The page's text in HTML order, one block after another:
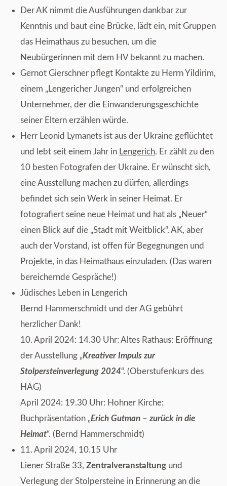
Der AK nimmt die Ausführungen dankbar zur
Kenntnis und baut eine Brücke, lädt ein, mit Gruppen
das Heimathaus zu besuchen, um die
Neubürgerinnen mit dem HV bekannt zu machen.
Gernot Gierschner pflegt Kontakte zu Herrn Yildirim,
einem „Lengericher Jungen“ und erfolgreichen
Unternehmer, der die Einwanderungsgeschichte
seiner Eltern erzählen würde.
Herr Leonid Lymanets ist aus der Ukraine geflüchtet
und lebt seit einem Jahr in Lengerich. Er zählt zu den
10 besten Fotografen der Ukraine. Er wünscht sich,
eine Ausstellung machen zu dürfen, allerdings
befindet sich sein Werk in seiner Heimat. Er
fotografiert seine neue Heimat und hat als „Neuer“
einen Blick auf die „Stadt mit Weitblick“. AK, aber
auch der Vorstand, ist offen für Begegnungen und
Projekte, in das Heimathaus einzuladen. (Das waren
bereichernde Gespräche!)
Jüdisches Leben in Lengerich
Bernd Hammerschmidt und der AG gebührt
herzlicher Dank!
10. April 2024: 14.30 Uhr: Altes Rathaus: Eröffnung
der Ausstellung „Kreativer Impuls zur
Stolpersteinverlegung 2024“. (Oberstufenkurs des
HAG)
April 2024: 19.30 Uhr: Hohner Kirche:
Buchpräsentation „Erich Gutman – zurück in die
Heimat“. (Bernd Hammerschmidt)
11. April 2024, 10.15 Uhr
Liener Straße 33, Zentralveranstaltung und
Verlegung der Stolpersteine in Erinnerung an die